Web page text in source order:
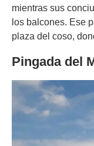
mientras sus
los balcones. Ese
plaza del coso,
Pingada del